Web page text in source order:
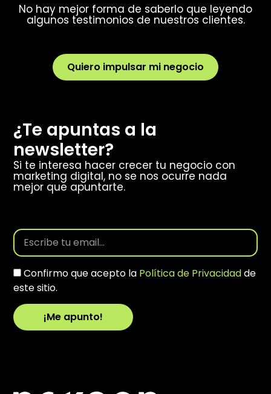
No hay mejor forma de saberlo que leyendo
algunos testimonios de nuestros clientes.
Quiero impulsar mi negocio
¿Te apuntas a la
newsletter?
Si te interesa hacer crecer tu negocio con
marketing digital, no se nos ocurre nada
mejor que apuntarte.
Confirmo que acepto la Política de Privacidadde
este sitio.
¡Me apunto!